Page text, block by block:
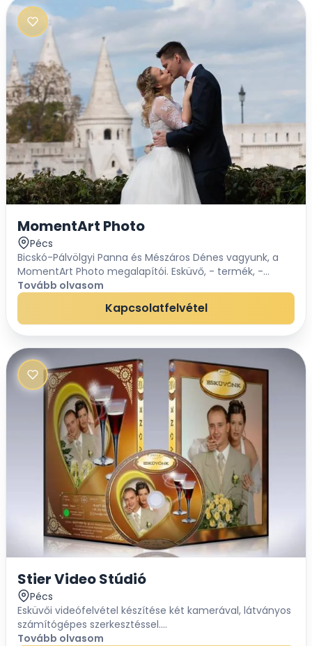
MomentArt Photo
Pécs
Bicskó-Pálvölgyi Panna és Mészáros Dénes vagyunk, a
MomentArt Photo megalapítói. Esküvő, - termék, -
rendezvény, - babaváró és családfotózással
foglalkozunk. Ahogyan a nevünkben is benne van, fontos
Tovább olvasom
Kapcsolatfelvétel
Stier Video Stúdió
Pécs
Esküvői videófelvétel készítése két kamerával, látványos
számítógépes szerkesztéssel....
Tovább olvasom